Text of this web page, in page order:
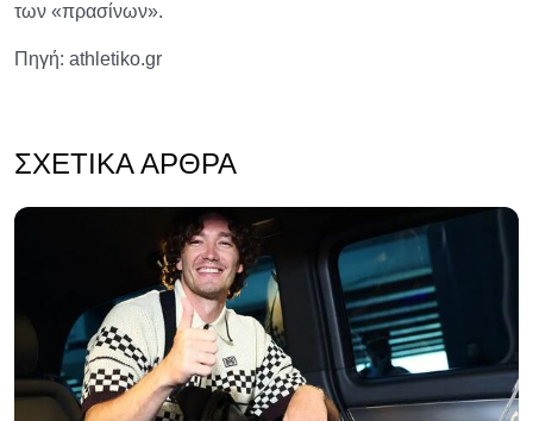
των «πρασίνων».
Πηγή: athletiko.gr
ΣΧΕΤΙΚΆ ΆΡΘΡΑ